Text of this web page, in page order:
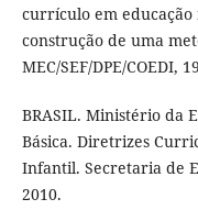
currículo em
construção de uma
MEC/SEF/DPE/COEDI,
BRASIL. Ministério da
Básica. Diretrizes
Infantil. Secretaria de
2010.